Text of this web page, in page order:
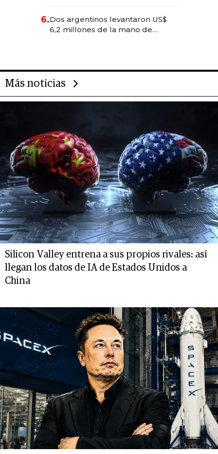
para convertirse en experiencias
transformadoras
6.Dos argentinos levantaron US$
6,2 millones de la mano de
Más noticias
Silicon Valley entrena a sus propios rivales: así
llegan los datos de IA de Estados Unidos a
China